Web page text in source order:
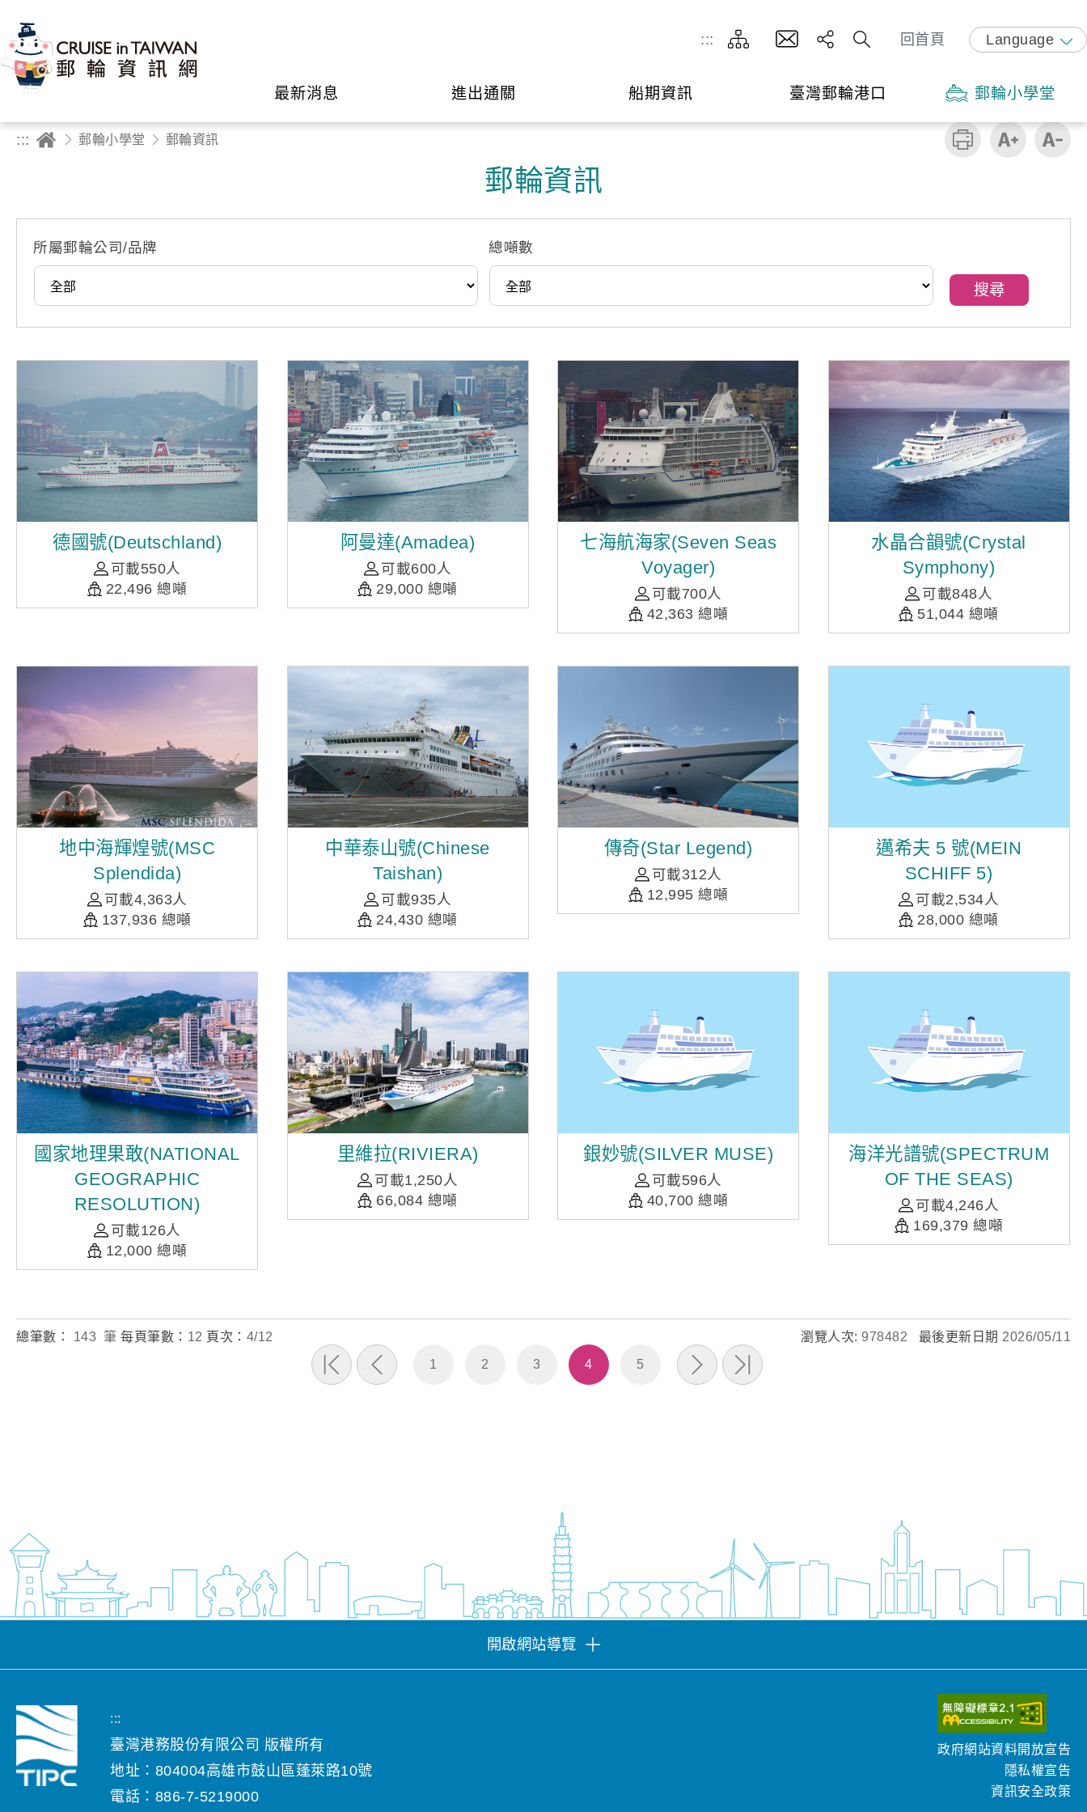
::: 回首頁 Language
最新消息 進出通關 船期資訊 臺灣郵輪港口 郵輪小學堂
::: 郵輪小學堂 郵輪資訊
郵輪資訊
所屬郵輪公司/品牌 總噸數
德國號(Deutschland)
可載550人
22,496 總噸
阿曼達(Amadea)
可載600人
29,000 總噸
七海航海家(Seven Seas
Voyager)
可載700人
42,363 總噸
水晶合韻號(Crystal
Symphony)
可載848人
51,044 總噸
地中海輝煌號(MSC
Splendida)
可載4,363人
137,936 總噸
中華泰山號(Chinese
Taishan)
可載935人
24,430 總噸
傳奇(Star Legend)
可載312人
12,995 總噸
邁希夫 5 號(MEIN
SCHIFF 5)
可載2,534人
28,000 總噸
國家地理果敢(NATIONAL
GEOGRAPHIC
RESOLUTION)
可載126人
12,000 總噸
里維拉(RIVIERA)
可載1,250人
66,084 總噸
銀妙號(SILVER MUSE)
可載596人
40,700 總噸
海洋光譜號(SPECTRUM
OF THE SEAS)
可載4,246人
169,379 總噸
總筆數： 143 筆 每頁筆數： 12 頁次： 4/12
1
2 3 4 5
瀏覽人次: 978482 最後更新日期 2026/05/11
開啟網站導覽
:::
臺灣港務股份有限公司 版權所有
地址：804004高雄市鼓山區蓬萊路10號
電話：886-7-5219000
政府網站資料開放宣告
隱私權宣告
資訊安全政策